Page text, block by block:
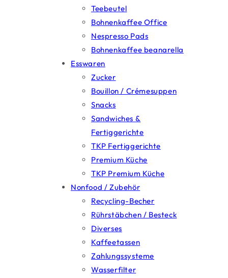
Teebeutel
Bohnenkaffee Office
Nespresso Pads
Bohnenkaffee beanarella
Esswaren
Zucker
Bouillon / Crémesuppen
Snacks
Sandwiches &
Fertiggerichte
TKP Fertiggerichte
Premium Küche
TKP Premium Küche
Nonfood / Zubehör
Recycling-Becher
Rührstäbchen / Besteck
Diverses
Kaffeetassen
Zahlungssysteme
Wasserfilter